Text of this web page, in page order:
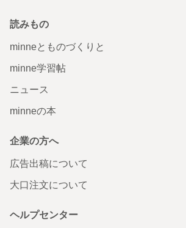
読みもの
minneとものづくりと
minne学習帖
ニュース
minneの本
企業の方へ
広告出稿について
大口注文について
ヘルプセンター